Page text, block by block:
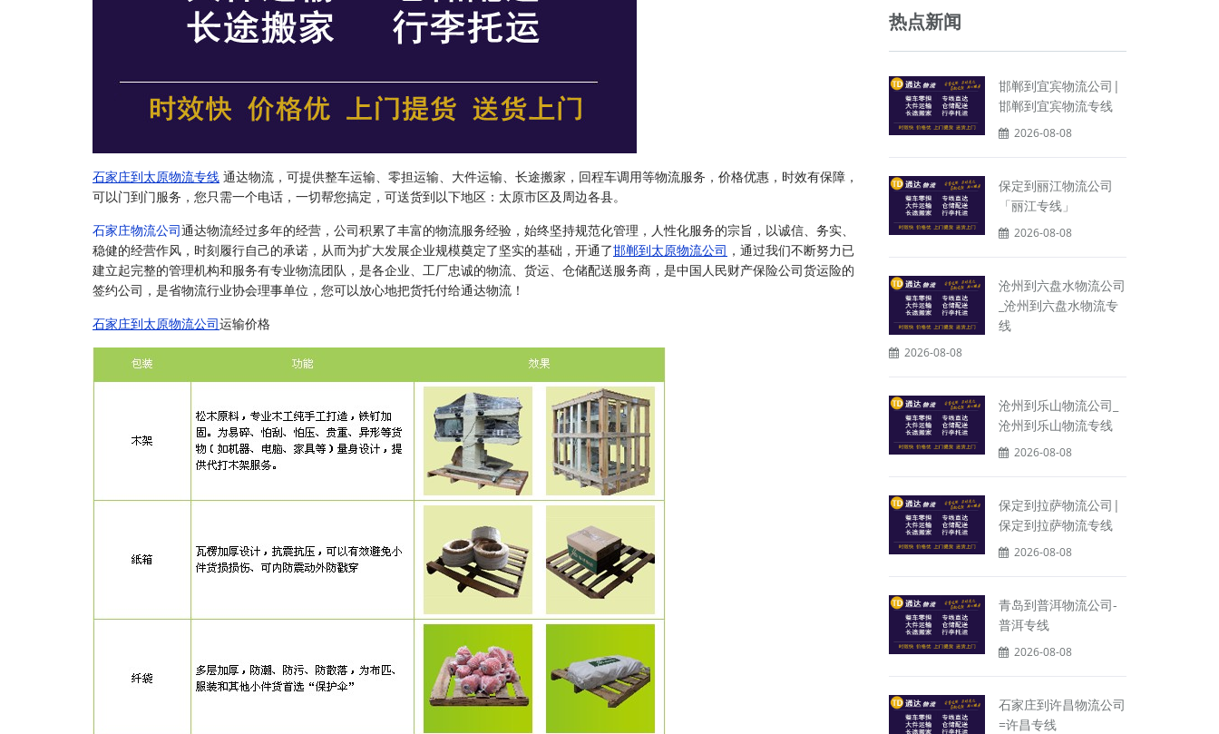
石家庄到太原物流专线 通达物流，可提供整车运输、零担运输、大件运输、长途搬家，回程车调用等物流服务，价格优惠，时效有保障，
可以门到门服务，您只需一个电话，一切帮您搞定，可送货到以下地区：太原市区及周边各县。
石家庄物流公司通达物流经过多年的经营，公司积累了丰富的物流服务经验，始终坚持规范化管理，人性化服务的宗旨，以诚信、务实、
稳健的经营作风，时刻履行自己的承诺，从而为扩大发展企业规模奠定了坚实的基础，开通了邯郸到太原物流公司 ，通过我们不断努力已
建立起完整的管理机构和服务有专业物流团队，是各企业、工厂忠诚的物流、货运、仓储配送服务商，是中国人民财产保险公司货运险的
签约公司，是省物流行业协会理事单位，您可以放心地把货托付给通达物流！
石家庄到太原物流公司运输价格
热点新闻
邯郸到宜宾物流公司|
邯郸到宜宾物流专线
2026-08-08
保定到丽江物流公司
「丽江专线」
2026-08-08
沧州到六盘水物流公司
_沧州到六盘水物流专
线
2026-08-08
沧州到乐山物流公司_
沧州到乐山物流专线
2026-08-08
保定到拉萨物流公司|
保定到拉萨物流专线
2026-08-08
青岛到普洱物流公司-
普洱专线
2026-08-08
石家庄到许昌物流公司
=许昌专线